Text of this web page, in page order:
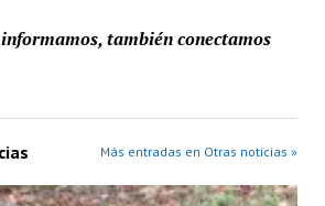
también conectamos
Más entradas en Otras noticias »